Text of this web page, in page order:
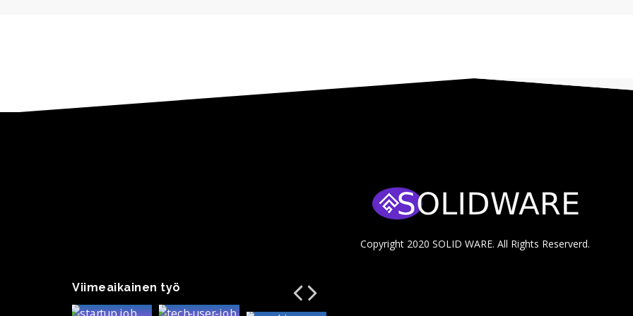
Copyright 2020 SOLID WARE. All Rights Reserverd.
Viimeaikainen työ